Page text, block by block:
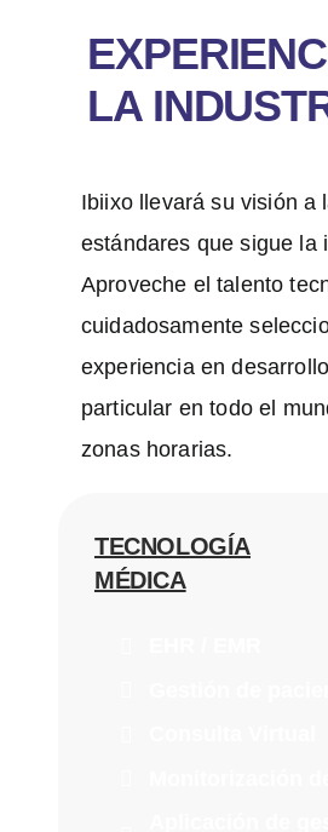
LA
Ibiixo llevará su visión a
estándares que sigue la
Aproveche el talento
cuidadosamente
experiencia en
particular en todo el
zonas horarias.
TECNOLOGÍA
MÉDICA